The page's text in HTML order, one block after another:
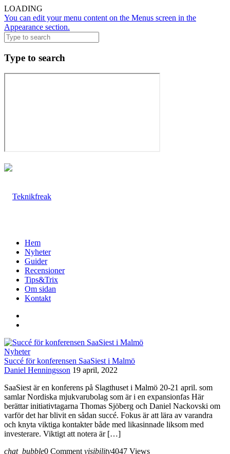
LOADING
You can edit your menu content on the Menus screen in the
Appearance section.
Type to search
Hem
Nyheter
Guider
Recensioner
Tips&Trix
Om sidan
Kontakt
Nyheter
Succé för konferensen SaaSiest i Malmö
Daniel Henningsson 19 april, 2022
SaaSiest är en konferens på Slagthuset i Malmö 20-21 april. som
samlar Nordiska mjukvarubolag som är i en expansionfas Här
berättar initiativtagarna Thomas Sjöberg och Daniel Nackovski om
varför det har blivit en sådan succé. Fokus är att lära av varandra
och knyta viktiga kontakter både med likasinnade liksom med
investerare. Viktigt att notera är […]
chat_bubble0 Comment visibility4047 Views